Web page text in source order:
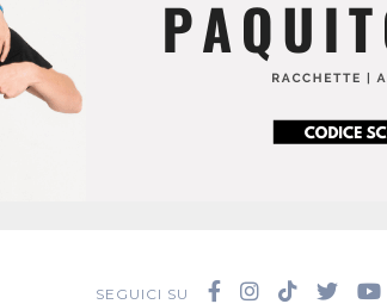
SEGUICI SU